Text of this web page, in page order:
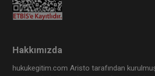
Hakkımızda
hukukegitim.com Aristo tarafından